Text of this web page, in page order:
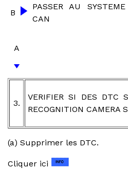
B
PASSER AU
CAN
A
3.
VERIFIER SI DES DTC
RECOGNITION CAMERA
(a) Supprimer les DTC.
Cliquer ici